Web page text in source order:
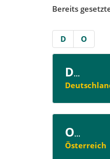
Bereits
D O
D...
O...
Österreich